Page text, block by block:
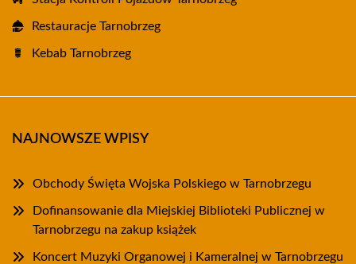
Restauracje Tarnobrzeg
Kebab Tarnobrzeg
NAJNOWSZE WPISY
Obchody Święta Wojska Polskiego w Tarnobrzegu
Dofinansowanie dla Miejskiej Biblioteki Publicznej w
Tarnobrzegu na zakup książek
Koncert Muzyki Organowej i Kameralnej w Tarnobrzegu